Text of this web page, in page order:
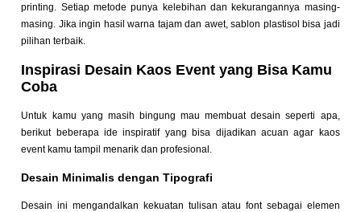
printing. Setiap metode punya kelebihan dan kekurangannya masing-
masing. Jika ingin hasil warna tajam dan awet, sablon plastisol bisa jadi
pilihan terbaik.
Inspirasi Desain Kaos Event yang Bisa Kamu
Coba
Untuk kamu yang masih bingung mau membuat desain seperti apa,
berikut beberapa ide inspiratif yang bisa dijadikan acuan agar kaos
event kamu tampil menarik dan profesional.
Desain Minimalis dengan Tipografi
Desain ini mengandalkan kekuatan tulisan atau font sebagai elemen